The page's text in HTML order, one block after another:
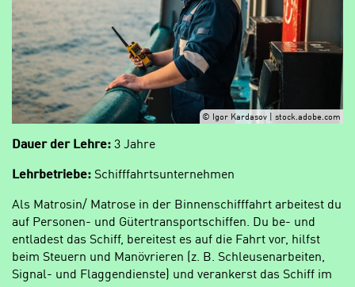
© Igor Kardasov | stock.adobe.com
Dauer der Lehre: 3 Jahre
Lehrbetriebe: Schifffahrtsunternehmen
Als Matrosin/ Matrose in der Binnenschifffahrt arbeitest du
auf Personen- und Gütertransportschiffen. Du be- und
entladest das Schiff, bereitest es auf die Fahrt vor, hilfst
beim Steuern und Manövrieren (z. B. Schleusenarbeiten,
Signal- und Flaggendienste) und verankerst das Schiff im